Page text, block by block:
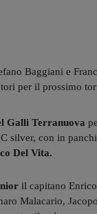
Baggiani e
per il prossimo
Galli Terranuova
silver, con in
Del Vita.
il capitano
Malacario,